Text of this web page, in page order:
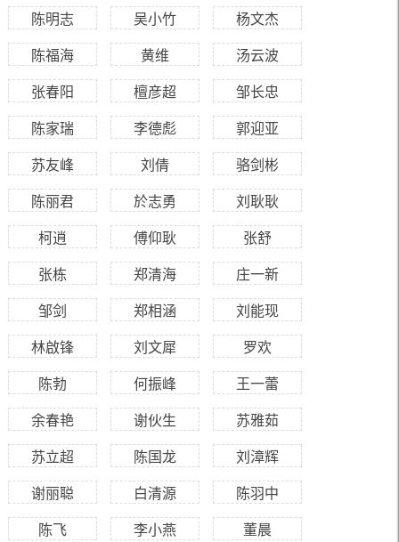
陈明志 吴小竹 杨文杰
陈福海 黄维 汤云波
张春阳 檀彦超 邹长忠
陈家瑞 李德彪 郭迎亚
苏友峰 刘倩 骆剑彬
陈丽君 於志勇 刘耿耿
柯逍 傅仰耿 张舒
张栋 郑清海 庄一新
邹剑 郑相涵 刘能现
林啟锋 刘文犀 罗欢
陈勃 何振峰 王一蕾
余春艳 谢伙生 苏雅茹
苏立超 陈国龙 刘漳辉
谢丽聪 白清源 陈羽中
陈飞 李小燕 董晨